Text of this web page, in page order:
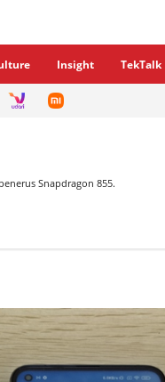
Insight TekTalk
Snapdragon 855.